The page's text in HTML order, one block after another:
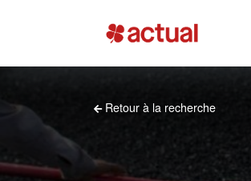
Retour à la recherche